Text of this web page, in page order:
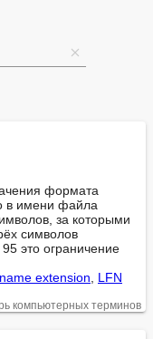
формата
в имени файла
за которыми
символов
это ограничение
extension LFN
компьютерных терминов